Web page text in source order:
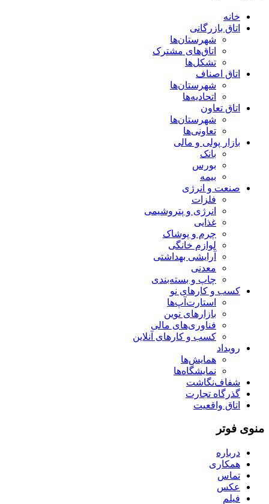
خانه
اتاق بازرگانی
شهرستان‌ها
اتاق‌های مشترک
تشکل‌ها
اتاق اصناف
شهرستان‌ها
اتحادیه‌ها
اتاق تعاون
شهرستان‌ها
تعاونی‌ها
بازار پولی و مالی
بانک
بورس
بیمه
صنعت و انرژی
فلزات
انرژی و پتروشیمی
غذایی
چرم و پوشاک
لوازم خانگی
آرایشی بهداشتی
معدنی
چاپ و بسته‌بندی
کسب و کارهای نو
استارت‌آپ‌ها
بازارهای نوین
فناوری‌های مالی
کسب و کارهای آنلاین
رویداد
همایش‌ها
نمایشگاه‌ها
شفاف‌نگاشت
گذرگاه تجارت
اتاق واقعیت
منوی فوتر
درباره
همکاری
تماس
عکس
فیلم